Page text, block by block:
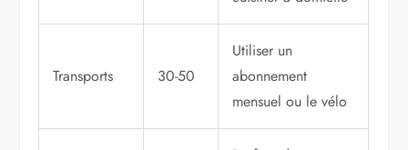
Transports 30-50
Utiliser un
abonnement
mensuel ou le vélo